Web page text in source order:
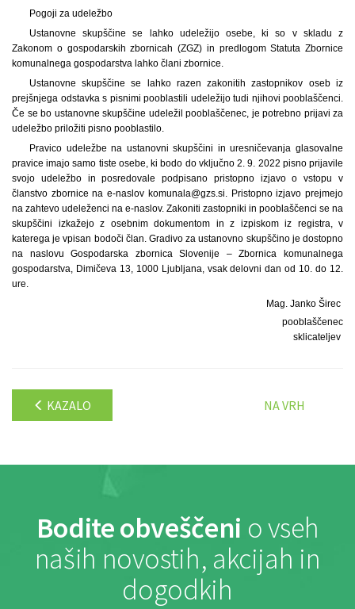
Pogoji za udeležbo
Ustanovne skupščine se lahko udeležijo osebe, ki so v skladu z
Zakonom o gospodarskih zbornicah (ZGZ) in predlogom Statuta Zbornice
komunalnega gospodarstva lahko člani zbornice.
Ustanovne skupščine se lahko razen zakonitih zastopnikov oseb iz
prejšnjega odstavka s pisnimi pooblastili udeležijo tudi njihovi pooblaščenci.
Če se bo ustanovne skupščine udeležil pooblaščenec, je potrebno prijavi za
udeležbo priložiti pisno pooblastilo.
Pravico udeležbe na ustanovni skupščini in uresničevanja glasovalne
pravice imajo samo tiste osebe, ki bodo do vključno 2. 9. 2022 pisno prijavile
svojo udeležbo in posredovale podpisano pristopno izjavo o vstopu v
članstvo zbornice na e-naslov komunala@gzs.si. Pristopno izjavo prejmejo
na zahtevo udeleženci na e-naslov. Zakoniti zastopniki in pooblaščenci se na
skupščini izkažejo z osebnim dokumentom in z izpiskom iz registra, v
katerega je vpisan bodoči član. Gradivo za ustanovno skupščino je dostopno
na naslovu Gospodarska zbornica Slovenije – Zbornica komunalnega
gospodarstva, Dimičeva 13, 1000 Ljubljana, vsak delovni dan od 10. do 12.
ure.
Mag. Janko Širec
pooblaščenec
sklicateljev
KAZALO NA VRH
Bodite obveščeni o vseh
naših novostih, akcijah in
dogodkih